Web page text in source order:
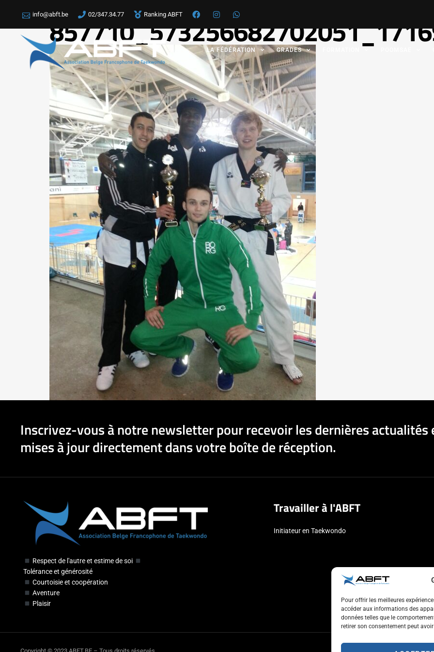
Pour offrir les meilleures
accéder aux informations des
données telles que le
retirer son consentement peut
info@abft.be 02/347.34.77 Ranking ABFT
LA FÉDÉRATION GRADES
Inscrivez-vous à notre newsletter pour recevoir les dernières actualités
mises à jour directement dans votre boîte de réception.
Respect de l'autre et estime de soi
Tolérance et générosité
Courtoisie et coopération
Aventure
Plaisir
Travailler à l'ABFT
Initiateur en Taekwondo